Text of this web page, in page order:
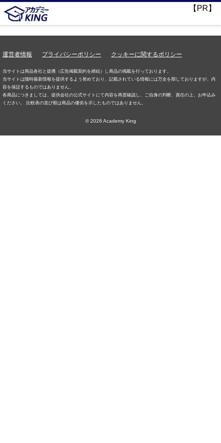
【PR】
運営者情報 プライバシーポリシー クッキーに関するポリシー
当サイトは商品各社と提携（広告掲載契約を締結）し商品の掲載を行っております。
当サイトは随時最新情報を提供するよう努めており、記載されている情報には万全を期しておりますが、内
容を保証するものではありません。
各商品につきましては、提供会社の公式サイトにて内容を再度確認し、ご自身の判断、責任の上、お申込み
ください。 比較表の並び順は商品の優劣を示したものではありません。
© 2026 Academy King